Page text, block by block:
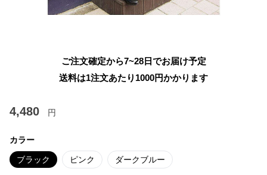
ご注文確定から7~28日でお届け予定
送料は1注文あたり 1000円かかります
4,480 円
カラー
ブラック ピンク ダークブルー